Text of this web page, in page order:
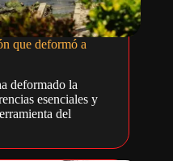
que deformó a
deformado la
esenciales y
del